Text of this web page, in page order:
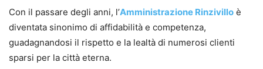
Con il passare degli anni, l’Amministrazione Rinzivillo è
diventata sinonimo di affidabilità e competenza,
guadagnandosi il rispetto e la lealtà di numerosi clienti
sparsi per la città eterna.